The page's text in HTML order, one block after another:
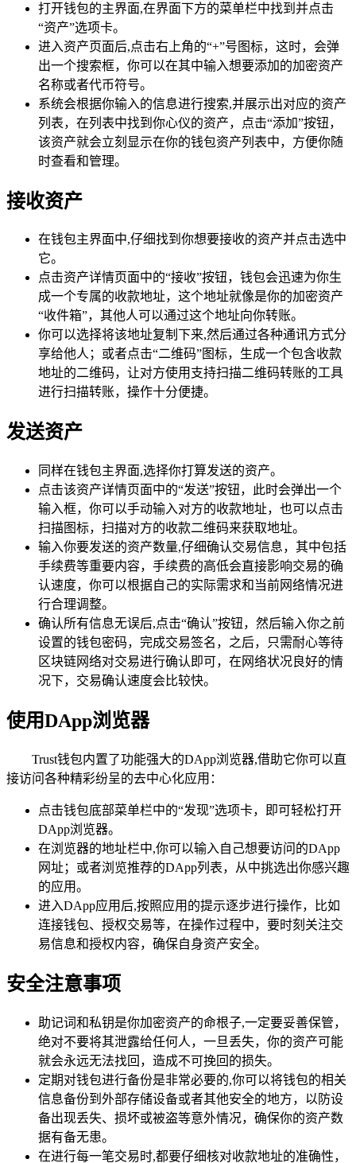
打开钱包的主界面,在界面下方的菜单栏中找到并点击
“资产”选项卡。
进入资产页面后,点击右上角的“+”号图标，这时，会弹
出一个搜索框，你可以在其中输入想要添加的加密资产
名称或者代币符号。
系统会根据你输入的信息进行搜索,并展示出对应的资产
列表，在列表中找到你心仪的资产，点击“添加”按钮，
该资产就会立刻显示在你的钱包资产列表中，方便你随
时查看和管理。
接收资产
在钱包主界面中,仔细找到你想要接收的资产并点击选中
它。
点击资产详情页面中的“接收”按钮，钱包会迅速为你生
成一个专属的收款地址，这个地址就像是你的加密资产
“收件箱”，其他人可以通过这个地址向你转账。
你可以选择将该地址复制下来,然后通过各种通讯方式分
享给他人；或者点击“二维码”图标，生成一个包含收款
地址的二维码，让对方使用支持扫描二维码转账的工具
进行扫描转账，操作十分便捷。
发送资产
同样在钱包主界面,选择你打算发送的资产。
点击该资产详情页面中的“发送”按钮，此时会弹出一个
输入框，你可以手动输入对方的收款地址，也可以点击
扫描图标，扫描对方的收款二维码来获取地址。
输入你要发送的资产数量,仔细确认交易信息，其中包括
手续费等重要内容，手续费的高低会直接影响交易的确
认速度，你可以根据自己的实际需求和当前网络情况进
行合理调整。
确认所有信息无误后,点击“确认”按钮，然后输入你之前
设置的钱包密码，完成交易签名，之后，只需耐心等待
区块链网络对交易进行确认即可，在网络状况良好的情
况下，交易确认速度会比较快。
使用DApp浏览器
Trust钱包内置了功能强大的DApp浏览器,借助它你可以直
接访问各种精彩纷呈的去中心化应用：
点击钱包底部菜单栏中的“发现”选项卡，即可轻松打开
DApp浏览器。
在浏览器的地址栏中,你可以输入自己想要访问的DApp
网址；或者浏览推荐的DApp列表，从中挑选出你感兴趣
的应用。
进入DApp应用后,按照应用的提示逐步进行操作，比如
连接钱包、授权交易等，在操作过程中，要时刻关注交
易信息和授权内容，确保自身资产安全。
安全注意事项
助记词和私钥是你加密资产的命根子,一定要妥善保管，
绝对不要将其泄露给任何人，一旦丢失，你的资产可能
就会永远无法找回，造成不可挽回的损失。
定期对钱包进行备份是非常必要的,你可以将钱包的相关
信息备份到外部存储设备或者其他安全的地方，以防设
备出现丢失、损坏或被盗等意外情况，确保你的资产数
据有备无患。
在进行每一笔交易时,都要仔细核对收款地址的准确性，